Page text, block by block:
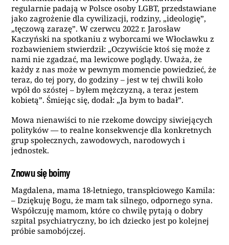
regularnie padają w Polsce osoby LGBT, przedstawiane
jako zagrożenie dla cywilizacji, rodziny, „ideologię”,
„tęczową zarazę”. W czerwcu 2022 r. Jarosław
Kaczyński na spotkaniu z wyborcami we Włocławku z
rozbawieniem stwierdził: „Oczywiście ktoś się może z
nami nie zgadzać, ma lewicowe poglądy. Uważa, że
każdy z nas może w pewnym momencie powiedzieć, że
teraz, do tej pory, do godziny – jest w tej chwili koło
wpół do szóstej – byłem mężczyzną, a teraz jestem
kobietą”. Śmiejąc się, dodał: „Ja bym to badał”.
Mowa nienawiści to nie rzekome dowcipy siwiejących
polityków — to realne konsekwencje dla konkretnych
grup społecznych, zawodowych, narodowych i
jednostek.
Znowu się boimy
Magdalena, mama 18-letniego, transpłciowego Kamila:
– Dziękuję Bogu, że mam tak silnego, odpornego syna.
Współczuję mamom, które co chwilę pytają o dobry
szpital psychiatryczny, bo ich dziecko jest po kolejnej
próbie samobójczej.